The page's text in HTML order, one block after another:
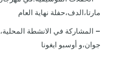
مارتا،الدف،حفلة نهاية العام
– المشاركة في الانشطة
جوان،و أوسبو ايغونا